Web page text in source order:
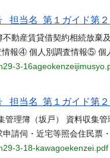
担当名 第１ガイド第
動産賃貸借契約相続放棄
報④ 個人別調査情報⑤ 個
3-
担当名 第１ガイド第
理簿（坂戸） 資料収集
請伺・近宅等照会住民票
3-18-kawagoekenzei.pdf